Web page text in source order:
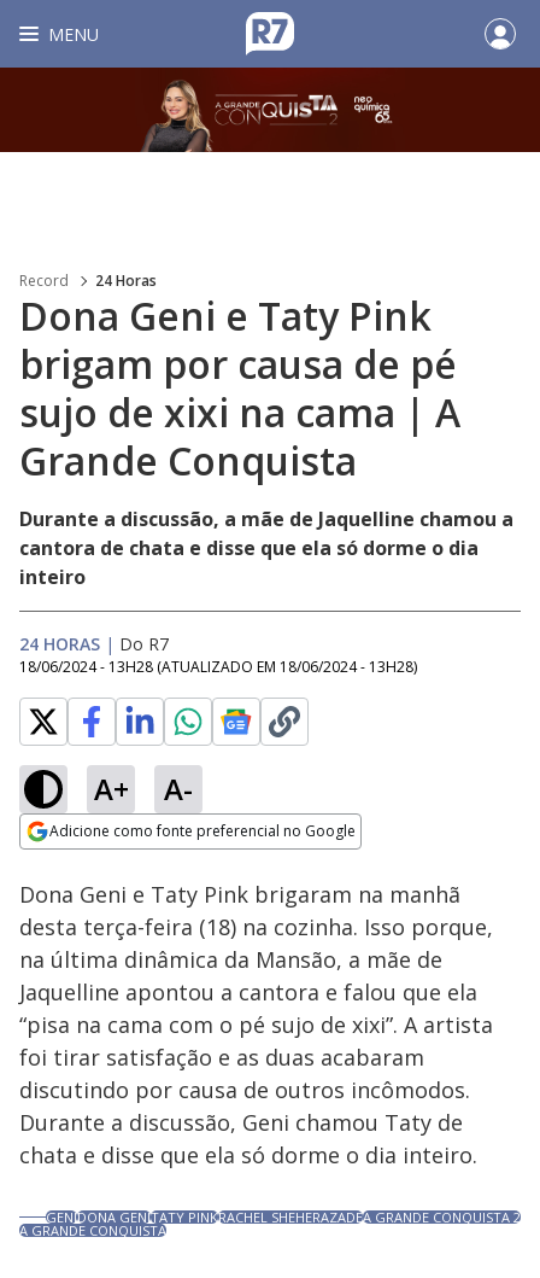
MENU
Record 24 Horas
Dona Geni e Taty Pink
brigam por causa de pé
sujo de xixi na cama | A
Grande Conquista
Durante a discussão, a mãe de Jaquelline chamou a
cantora de chata e disse que ela só dorme o dia
inteiro
24 HORAS | Do R7
18/06/2024 - 13H28 (ATUALIZADO EM 18/06/2024 - 13H28)
A+ A-
Adicione como fonte preferencial no Google
Ativar
Loaded :
16.15%
Dona Geni e Taty Pink brigaram na manhã
desta terça-feira (18) na cozinha. Isso porque,
na última dinâmica da Mansão, a mãe de
Jaquelline apontou a cantora e falou que ela
“pisa na cama com o pé sujo de xixi”. A artista
foi tirar satisfação e as duas acabaram
discutindo por causa de outros incômodos.
Durante a discussão, Geni chamou Taty de
chata e disse que ela só dorme o dia inteiro.
GENIDONA GENITATY PINKRACHEL SHEHERAZADEA GRANDE CONQUISTA 2
A GRANDE CONQUISTA